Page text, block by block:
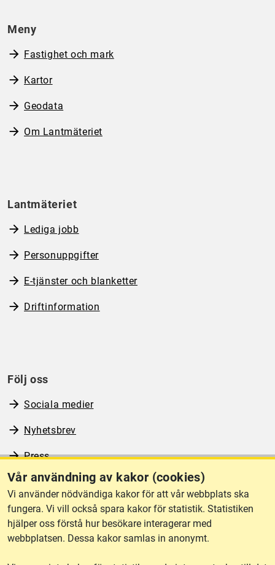
Vår användning av kakor (cookies)
Vi använder nödvändiga kakor för att vår webbplats ska
fungera. Vi vill också spara kakor för statistik. Statistiken
hjälper oss förstå hur besökare interagerar med
webbplatsen. Dessa kakor samlas in anonymt.
Meny
Fastighet och mark
Kartor
Geodata
Om Lantmäteriet
Lantmäteriet
Lediga jobb
Personuppgifter
E-tjänster och blanketter
Driftinformation
Följ oss
Sociala medier
Nyhetsbrev
Press
RSS
Om webbplatsen